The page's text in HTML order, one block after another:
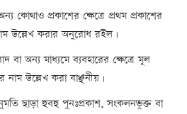
কোথাও প্রকাশের ক্ষেত্রে প্রথম প্রকাশের
উল্লেখ করার অনুরোধ রইল।
বা অন্য মাধ্যমে ব্যবহারের ক্ষেত্রে মূল
নাম উল্লেখ করা বাঞ্ছনীয়।
ছাড়া হুবহু পুনঃপ্রকাশ, সংকলনভুক্ত বা